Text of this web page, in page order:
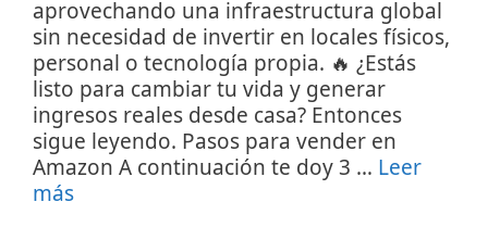
aprovechando una infraestructura global
sin necesidad de invertir en locales físicos,
personal o tecnología propia. 🔥 ¿Estás
listo para cambiar tu vida y generar
ingresos reales desde casa? Entonces
sigue leyendo. Pasos para vender en
Amazon A continuación te doy 3 … Leer
más